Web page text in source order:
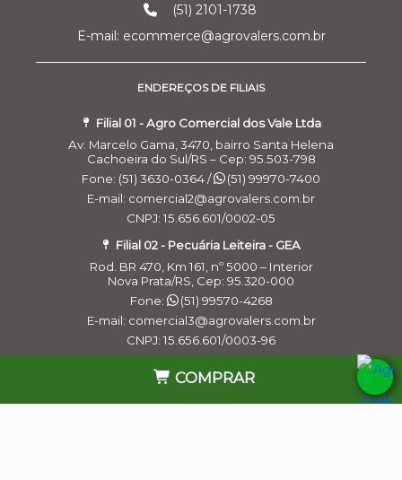
COMPRAR
(51) 2101-1738
E-mail: ecommerce@agrovalers.com.br
ENDEREÇOS DE FILIAIS
Filial 01 - Agro Comercial dos Vale Ltda
Av. Marcelo Gama, 3470, bairro Santa Helena
Cachoeira do Sul/RS – Cep: 95.503-798
Fone: (51) 3630-0364 /
(51) 99970-7400
E-mail: comercial2@agrovalers.com.br
CNPJ: 15.656.601/0002-05
Filial 02 - Pecuária Leiteira - GEA
Rod. BR 470, Km 161, nº 5000 – Interior
Nova Prata/RS, Cep: 95.320-000
Fone:
(51) 99570-4268
E-mail: comercial3@agrovalers.com.br
CNPJ: 15.656.601/0003-96
Filial 03 - Agro Comercial dos Vales Ltda
Rua Belchior Silva Dias, 215 – Bairro Industrial
Bagé/RS , Cep: 96.412-030
a gente usa cookies para personalizar anúncios e melhorar a
sua experiência no site. Ao continuar navegando, você concorda com a
Política de Privacidade .
Continuar e fechar